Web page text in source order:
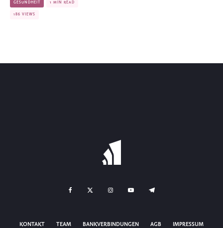
GESUNDHEIT 1 MIN READ
186 VIEWS
KONTAKT TEAM BANKVERBINDUNGEN AGB IMPRESSUM